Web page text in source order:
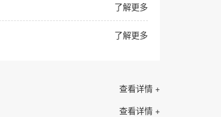
了解更多
了解更多
查看详情 +
查看详情 +